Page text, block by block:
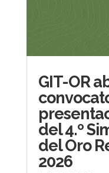
GIT-OR
del 4.º
del Oro
2026